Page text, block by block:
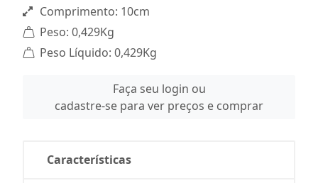
Comprimento: 10cm
Peso: 0,429Kg
Peso Líquido: 0,429Kg
Faça seu login ou
cadastre-se para ver preços e comprar
Características